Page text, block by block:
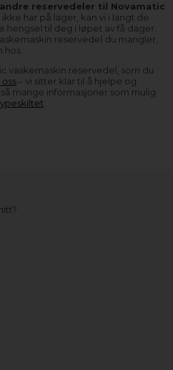
reservedeler til Novamatic
ikke har på lager, kan vi i langt de
hengsel til deg i løpet av få dager.
reservedel du mangler,
hos.
vaskemaskin reservedel, som du
– vi sitter klar til å hjelpe og
mange informasjoner som mulig